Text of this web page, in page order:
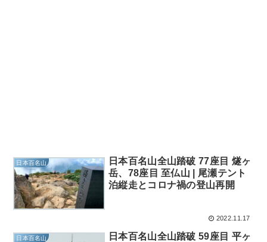
日本百名山
日本百名山全山踏破 77座目 燧ヶ
岳、78座目 至仏山 | 尾瀬テント
泊縦走とコロナ禍の登山再開
2022.11.17
日本百名山
日本百名山全山踏破 59座目 平ヶ